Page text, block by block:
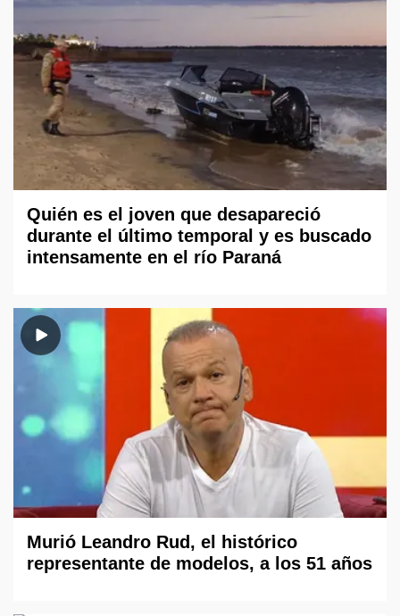
Quién es el joven que desapareció
durante el último temporal y es buscado
intensamente en el río Paraná
Murió Leandro Rud, el histórico
representante de modelos, a los 51 años